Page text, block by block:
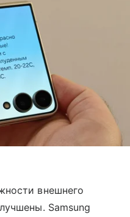
внешнего
Samsung